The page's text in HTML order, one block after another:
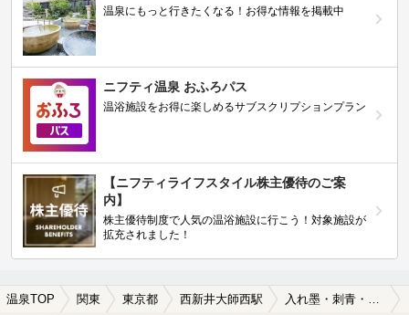
温泉にもっと行きたくなる！お得な情報を掲載中
ニフティ温泉 おふろパス
温浴施設をお得に楽しめるサブスクリプションプラン
【ニフティライフスタイル株主優待のご案
内】
株主優待制度で人気の温浴施設に行こう！対象施設が
拡充されました！
温泉TOP 関東 東京都 西新井大師西駅 入れ墨・刺青・タトゥーOKの西新井大師西駅近くの温泉、日帰り温泉、スーパー銭湯おすすめ